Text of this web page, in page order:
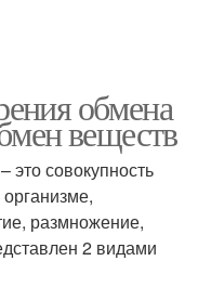
обмена
веществ
совокупность
размножение,
2 видами